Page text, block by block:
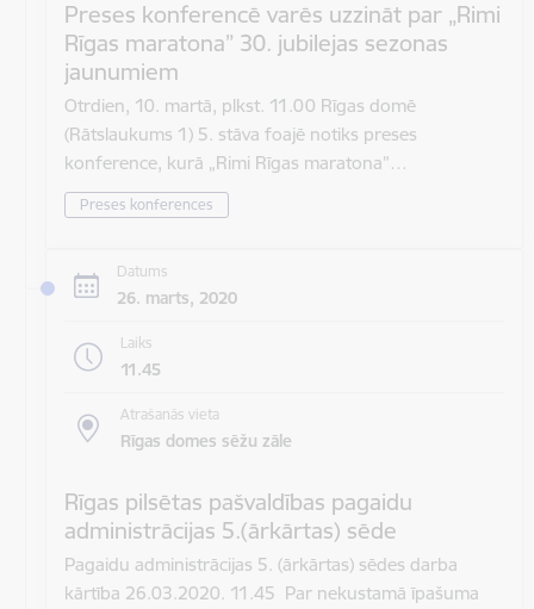
Preses konferencē varēs uzzināt par „Rimi
Rīgas maratona” 30. jubilejas sezonas
jaunumiem
Otrdien, 10. martā, plkst. 11.00 Rīgas domē
(Rātslaukums 1) 5. stāva foajē notiks preses
konference, kurā „Rimi Rīgas maratona”…
Preses konferences
Datums
26. marts, 2020
Laiks
11.45
Atrašanās vieta
Rīgas domes sēžu zāle
Rīgas pilsētas pašvaldības pagaidu
administrācijas 5.(ārkārtas) sēde
Pagaidu administrācijas 5. (ārkārtas) sēdes darba
kārtība 26.03.2020. 11.45 Par nekustamā īpašuma